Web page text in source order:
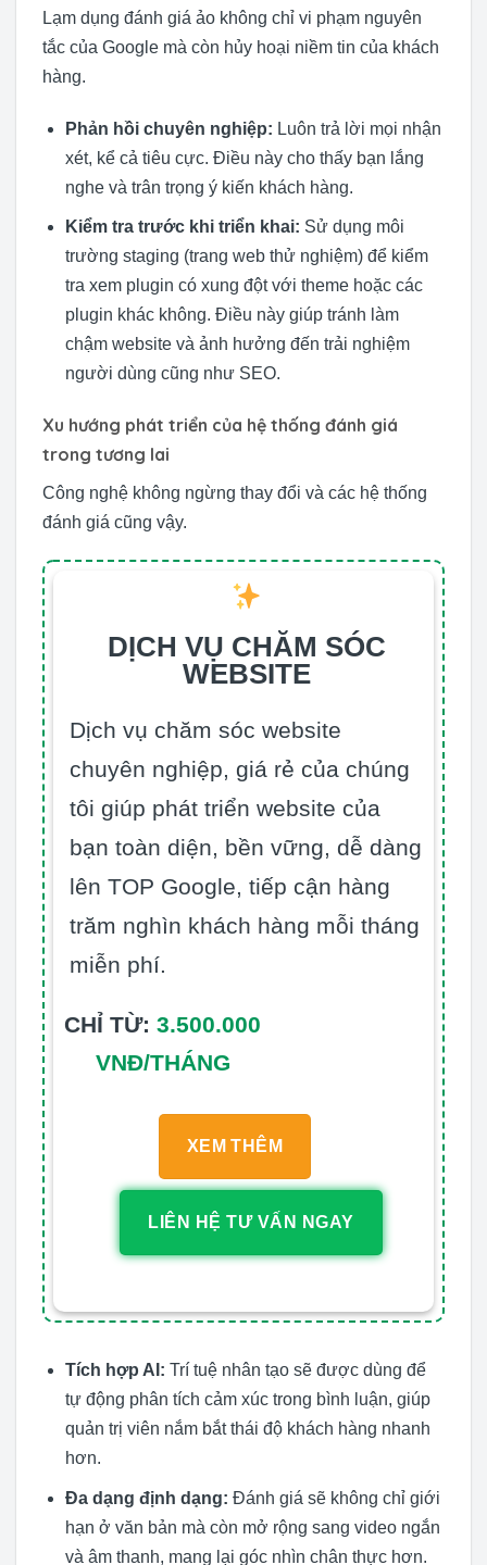
Lạm dụng đánh giá ảo không chỉ vi phạm nguyên
tắc của Google mà còn hủy hoại niềm tin của khách
hàng.
Phản hồi chuyên nghiệp: Luôn trả lời mọi nhận
xét, kể cả tiêu cực. Điều này cho thấy bạn lắng
nghe và trân trọng ý kiến khách hàng.
Kiểm tra trước khi triển khai: Sử dụng môi
trường staging (trang web thử nghiệm) để kiểm
tra xem plugin có xung đột với theme hoặc các
plugin khác không. Điều này giúp tránh làm
chậm website và ảnh hưởng đến trải nghiệm
người dùng cũng như SEO.
Xu hướng phát triển của hệ thống đánh giá
trong tương lai
Công nghệ không ngừng thay đổi và các hệ thống
đánh giá cũng vậy.
DỊCH VỤ CHĂM SÓC
WEBSITE
Dịch vụ chăm sóc website
chuyên nghiệp, giá rẻ của chúng
tôi giúp phát triển website của
bạn toàn diện, bền vững, dễ dàng
lên TOP Google, tiếp cận hàng
trăm nghìn khách hàng mỗi tháng
miễn phí.
CHỈ TỪ: 3.500.000
VNĐ/THÁNG
XEM THÊM
LIÊN HỆ TƯ VẤN NGAY
Tích hợp AI: Trí tuệ nhân tạo sẽ được dùng để
tự động phân tích cảm xúc trong bình luận, giúp
quản trị viên nắm bắt thái độ khách hàng nhanh
hơn.
Đa dạng định dạng: Đánh giá sẽ không chỉ giới
hạn ở văn bản mà còn mở rộng sang video ngắn
và âm thanh, mang lại góc nhìn chân thực hơn.